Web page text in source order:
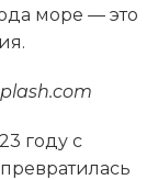
море — это
году с